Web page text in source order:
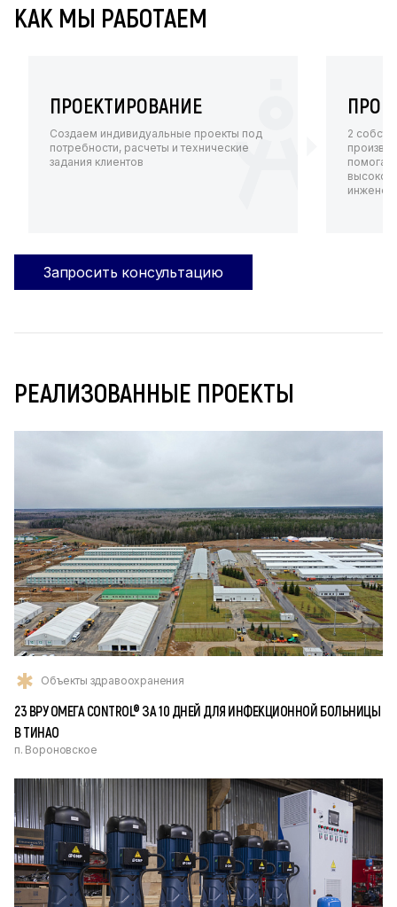
КАК МЫ РАБОТАЕМ
ПРОЕКТИРОВАНИЕ
Создаем индивидуальные проекты под
потребности, расчеты и технические
задания клиентов
2
Запросить консультацию
РЕАЛИЗОВАННЫЕ ПРОЕКТЫ
Объекты здравоохранения
23 ВРУ ОМЕГА CONTROL® ЗА 10 ДНЕЙ ДЛЯ ИНФЕКЦИОННОЙ БОЛЬНИЦЫ
В ТИНАО
п. Вороновское